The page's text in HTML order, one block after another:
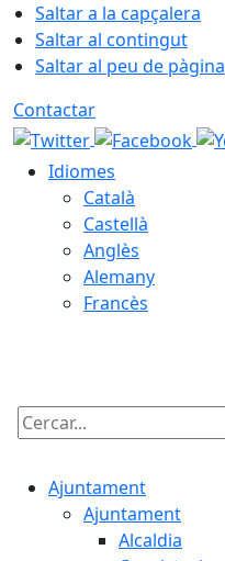
Saltar a la capçalera
Saltar al contingut
Saltar al peu de pàgina
Contactar
Idiomes
Català
Castellà
Anglès
Alemany
Francès
Cercar:
Ajuntament
Ajuntament
Alcaldia